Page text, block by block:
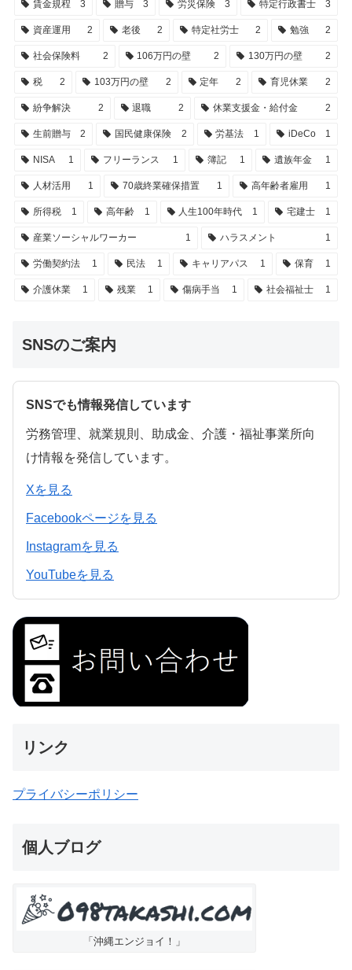
賃金規程 3 贈与 3 労災保険 3 特定行政書士 3
資産運用 2 老後 2 特定社労士 2 勉強 2
社会保険料 2 106万円の壁 2 130万円の壁 2
税 2 103万円の壁 2 定年 2 育児休業 2
紛争解決 2 退職 2 休業支援金・給付金 2
生前贈与 2 国民健康保険 2 労基法 1 iDeCo 1
NISA 1 フリーランス 1 簿記 1 遺族年金 1
人材活用 1 70歳終業確保措置 1 高年齢者雇用 1
所得税 1 高年齢 1 人生100年時代 1 宅建士 1
産業ソーシャルワーカー 1 ハラスメント 1
労働契約法 1 民法 1 キャリアパス 1 保育 1
介護休業 1 残業 1 傷病手当 1 社会福祉士 1
SNSのご案内
SNSでも情報発信しています
労務管理、就業規則、助成金、介護・福祉事業所向
け情報を発信しています。
Xを見る
Facebookページを見る
Instagramを見る
YouTubeを見る
リンク
プライバシーポリシー
個人ブログ
「沖縄エンジョイ！」